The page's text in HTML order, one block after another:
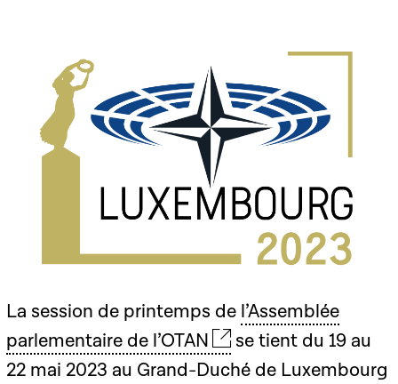
La session de printemps de l’Assemblée
parlementaire de l’OTAN
se tient du 19 au
22 mai 2023 au Grand-Duché de Luxembourg